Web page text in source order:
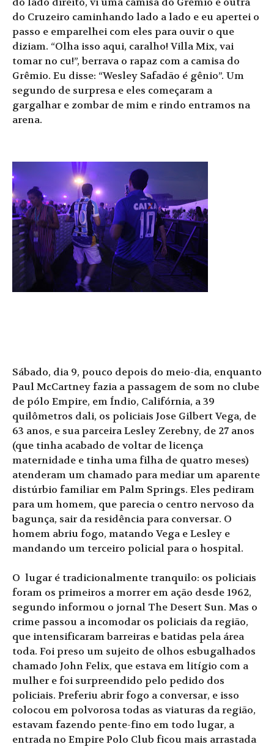
do Cruzeiro caminhando lado a lado e eu apertei o
passo e emparelhei com eles para ouvir o que
diziam. “Olha isso aqui, caralho! Villa Mix, vai
tomar no cu!”, berrava o rapaz com a camisa do
Grêmio. Eu disse: “Wesley Safadão é gênio”. Um
segundo de surpresa e eles começaram a
gargalhar e zombar de mim e rindo entramos na
arena.
Sábado, dia 9, pouco depois do meio-dia, enquanto
Paul McCartney fazia a passagem de som no clube
de pólo Empire, em Índio, Califórnia, a 39
quilômetros dali, os policiais Jose Gilbert Vega, de
63 anos, e sua parceira Lesley Zerebny, de 27 anos
(que tinha acabado de voltar de licença
maternidade e tinha uma filha de quatro meses)
atenderam um chamado para mediar um aparente
distúrbio familiar em Palm Springs. Eles pediram
para um homem, que parecia o centro nervoso da
bagunça, sair da residência para conversar. O
homem abriu fogo, matando Vega e Lesley e
mandando um terceiro policial para o hospital.
O lugar é tradicionalmente tranquilo: os policiais
foram os primeiros a morrer em ação desde 1962,
segundo informou o jornal The Desert Sun. Mas o
crime passou a incomodar os policiais da região,
que intensificaram barreiras e batidas pela área
toda. Foi preso um sujeito de olhos esbugalhados
chamado John Felix, que estava em litígio com a
mulher e foi surpreendido pelo pedido dos
policiais. Preferiu abrir fogo a conversar, e isso
colocou em polvorosa todas as viaturas da região,
estavam fazendo pente-fino em todo lugar, a
entrada no Empire Polo Club ficou mais arrastada